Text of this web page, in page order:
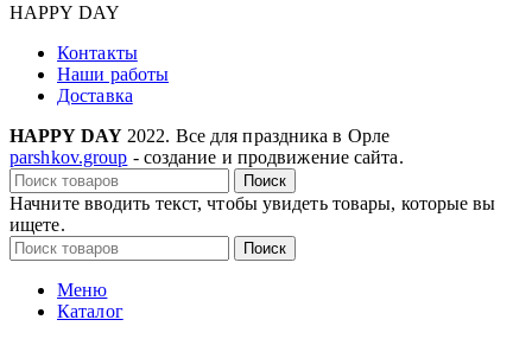
HAPPY DAY
Контакты
Наши работы
Доставка
HAPPY DAY 2022. Все для праздника в Орле
parshkov.group - создание и продвижение сайта.
Поиск
Начните вводить текст, чтобы увидеть товары, которые вы
ищете.
Поиск
Меню
Каталог